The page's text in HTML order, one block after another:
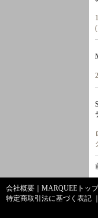
会社概要 MARQUEEトップ
特定商取引法に基づく表記